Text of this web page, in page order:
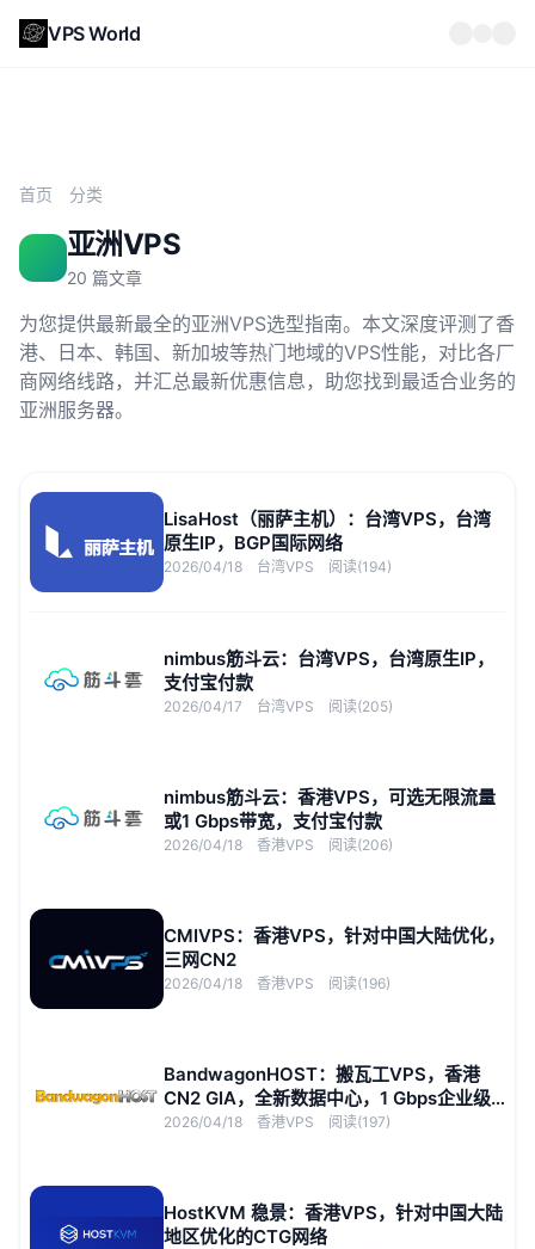
VPS World
首页 分类
亚洲VPS
20 篇文章
为您提供最新最全的亚洲VPS选型指南。本文深度评测了香
港、日本、韩国、新加坡等热门地域的VPS性能，对比各厂
商网络线路，并汇总最新优惠信息，助您找到最适合业务的
亚洲服务器。
LisaHost（丽萨主机）：台湾VPS，台湾
原生IP，BGP国际网络
2026/04/18 台湾VPS 阅读(194)
nimbus筋斗云：台湾VPS，台湾原生IP，
支付宝付款
2026/04/17 台湾VPS 阅读(205)
nimbus筋斗云：香港VPS，可选无限流量
或1 Gbps带宽，支付宝付款
2026/04/18 香港VPS 阅读(206)
CMIVPS：香港VPS，针对中国大陆优化，
三网CN2
2026/04/18 香港VPS 阅读(196)
BandwagonHOST：搬瓦工VPS，香港
CN2 GIA，全新数据中心，1 Gbps企业级
传输，支付宝/PayPal付款
2026/04/18 香港VPS 阅读(197)
HostKVM 稳景：香港VPS，针对中国大陆
地区优化的CTG网络